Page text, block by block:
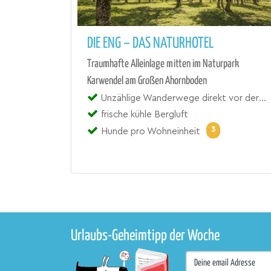
DIE ENG – DAS NATURHOTEL
Traumhafte Alleinlage mitten im Naturpark
Karwendel am Großen Ahornboden
Unzählige Wanderwege direkt vor der Tür
frische kühle Bergluft
Hunde pro Wohneinheit
3
Urlaubs-Geheimtipp der Woche